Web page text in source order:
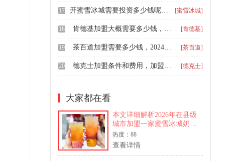
17 开蜜雪冰城需要投资多少钱呢，蜜雪冰城加盟费用及费用明细 [蜜雪冰城]
18 肯德基加盟大概需要多少钱，肯德基汉堡店加盟费明细表 [肯德基]
19 茶百道加盟需要多少钱，2024茶百道加盟费及加盟条件 [茶百道]
20 德克士加盟条件和费用，加盟一家德克士总共要多少钱 [德克士]
大家都在看
本文详细解析2026年在县级
城市加盟一家蜜雪冰城奶茶
店所需的全部费用，包括加
盟费、保证金、装修、设
备、首批原料等具体预算，
热度：88
查看详情